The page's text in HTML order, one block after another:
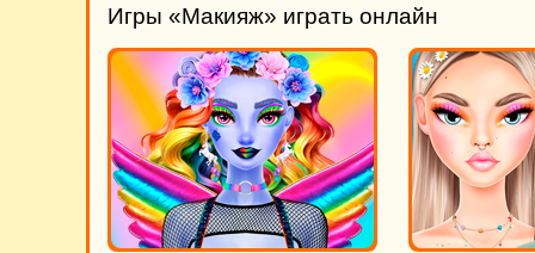
Игры «Макияж» играть онлайн